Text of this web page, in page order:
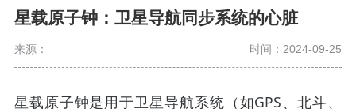
星载原子钟：卫星导航同步系统的心脏
来源： 时间：2024-09-25
星载原子钟是用于卫星导航系统（如GPS、北斗、